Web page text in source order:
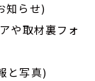
知らせ)
や取材裏フォ
と写真)